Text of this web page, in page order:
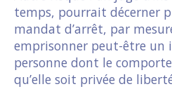
temps, pourrait décerner
mandat d’arrêt, par
emprisonner peut-être un
personne dont le
qu’elle soit privée de